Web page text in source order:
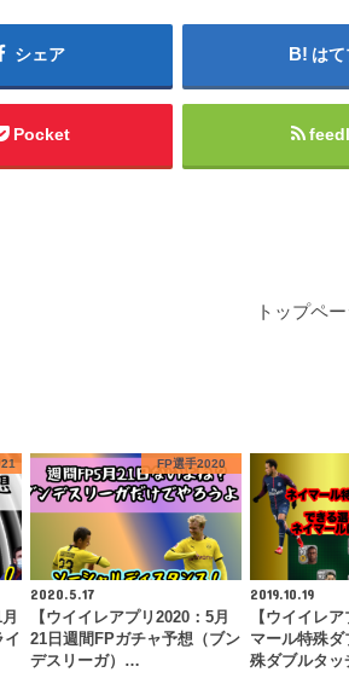
シェア は
Pocket
トップペ
イ
FP選手2020
2020.5.17
【ウイイレアプリ2020：5月
21日週間FPガチャ予想（ブン
デスリーガ）…
2019.10.19
【ウイイレ
マール特殊
殊ダブルタ